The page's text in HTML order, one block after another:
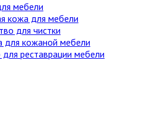
мебели
кожа для мебели
для чистки
для кожаной мебели
реставрации мебели